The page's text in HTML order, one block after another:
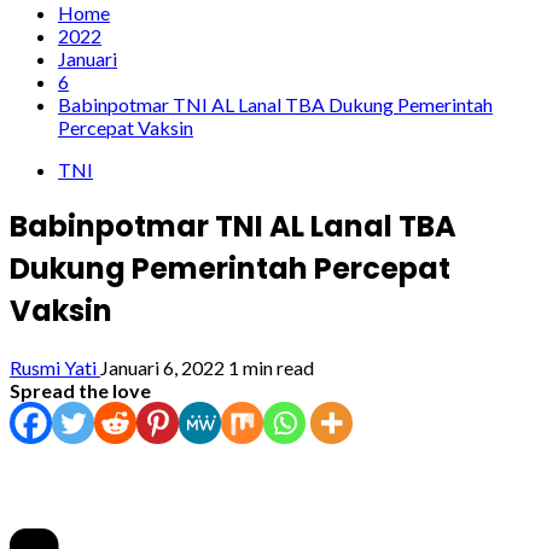
Home
2022
Januari
6
Babinpotmar TNI AL Lanal TBA Dukung Pemerintah
Percepat Vaksin
TNI
Babinpotmar TNI AL Lanal TBA
Dukung Pemerintah Percepat
Vaksin
Rusmi Yati Januari 6, 2022 1 min read
Spread the love